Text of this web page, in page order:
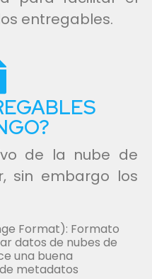
entregables.
de la nube de
sin embargo los
Format): Formato
datos de nubes de
una buena
metadatos